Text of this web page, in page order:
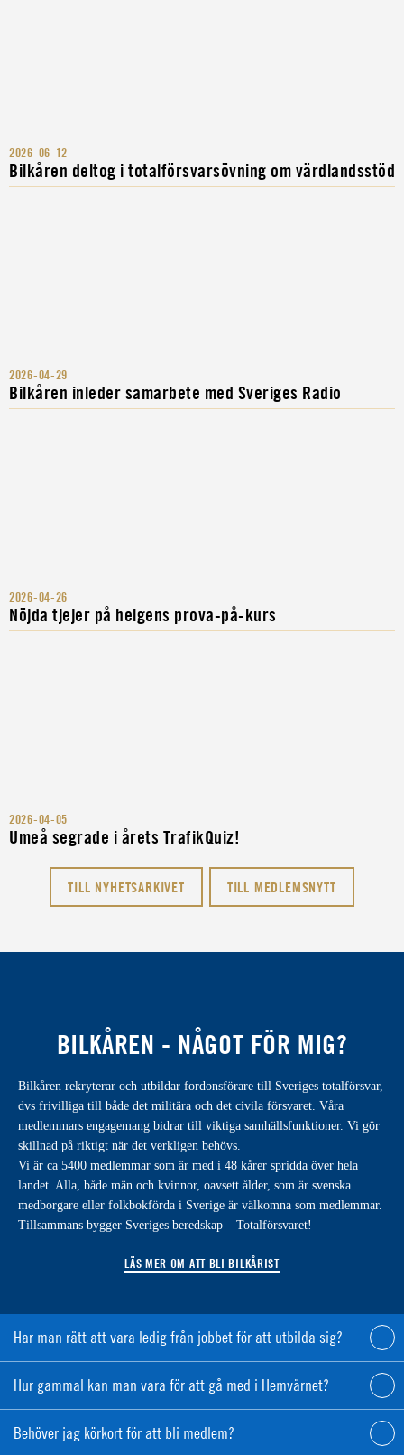
2026-06-12
Bilkåren deltog i totalförsvarsövning om värdlandsstöd
2026-04-29
Bilkåren inleder samarbete med Sveriges Radio
2026-04-26
Nöjda tjejer på helgens prova-på-kurs
2026-04-05
Umeå segrade i årets TrafikQuiz!
TILL NYHETSARKIVET TILL MEDLEMSNYTT
BILKÅREN - NÅGOT FÖR MIG?
Bilkåren rekryterar och utbildar fordonsförare till Sveriges totalförsvar,
dvs frivilliga till både det militära och det civila försvaret. Våra
medlemmars engagemang bidrar till viktiga samhällsfunktioner. Vi gör
skillnad på riktigt när det verkligen behövs.
Vi är ca 5400 medlemmar som är med i 48 kårer spridda över hela
landet. Alla, både män och kvinnor, oavsett ålder, som är svenska
medborgare eller folkbokförda i Sverige är välkomna som medlemmar.
Tillsammans bygger Sveriges beredskap – Totalförsvaret!
LÄS MER OM ATT BLI BILKÅRIST
Har man rätt att vara ledig från jobbet för att utbilda sig?
Hur gammal kan man vara för att gå med i Hemvärnet?
Behöver jag körkort för att bli medlem?